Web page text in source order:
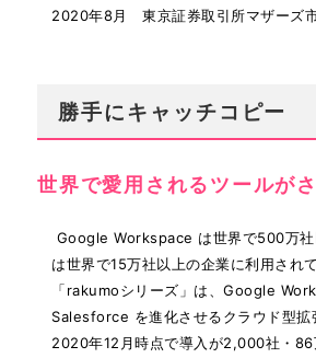
2020年8月 東京証券取引所マザーズ市
勝手にキャッチコピー
世界で愛用されるツールがさ
Google Workspace は世界で500万
は世界で15万社以上の企業に利用され
「rakumoシリーズ」は、Google
Salesforce を進化させるクラウド型拡
2020年12月時点で導入が2,000社・86